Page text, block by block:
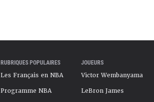
RUBRIQUES POPULAIRES
Les Français en NBA
Programme NBA
JOUEURS
Victor Wembanyama
LeBron James